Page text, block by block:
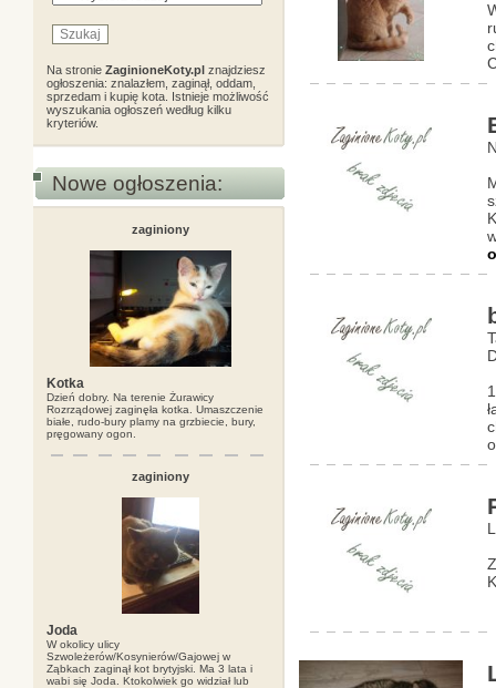
Na stronie ZaginioneKoty.pl znajdziesz
ogłoszenia: znalazłem, zaginął, oddam,
sprzedam i kupię kota. Istnieje możliwość
wyszukania ogłoszeń według kilku
kryteriów.
Nowe ogłoszenia:
zaginiony
Kotka
Dzień dobry. Na terenie Żurawicy
Rozrządowej zaginęła kotka. Umaszczenie
białe, rudo-bury plamy na grzbiecie, bury,
pręgowany ogon.
zaginiony
Joda
W okolicy ulicy
Szwoleżerów/Kosynierów/Gajowej w
Ząbkach zaginął kot brytyjski. Ma 3 lata i
wabi się Joda. Ktokolwiek go widział lub